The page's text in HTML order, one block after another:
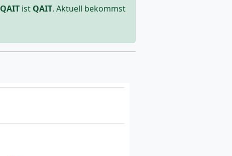
QAIT ist QAIT. Aktuell bekommst